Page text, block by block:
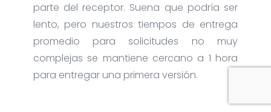
parte del receptor. Suena que podría ser
lento, pero nuestros tiempos de entrega
promedio para solicitudes no muy
complejas se mantiene cercano a 1 hora
para entregar una primera versión.